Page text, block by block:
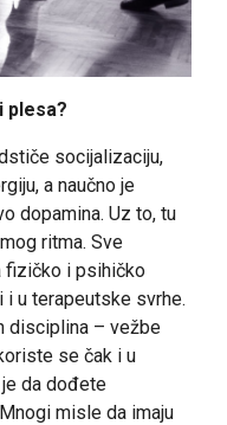
plesa?
socijalizaciju,
a naučno je
dopamina. Uz to, tu
ritma. Sve
fizičko i psihičko
u terapeutske svrhe.
disciplina – vežbe
se čak i u
da dođete
misle da imaju